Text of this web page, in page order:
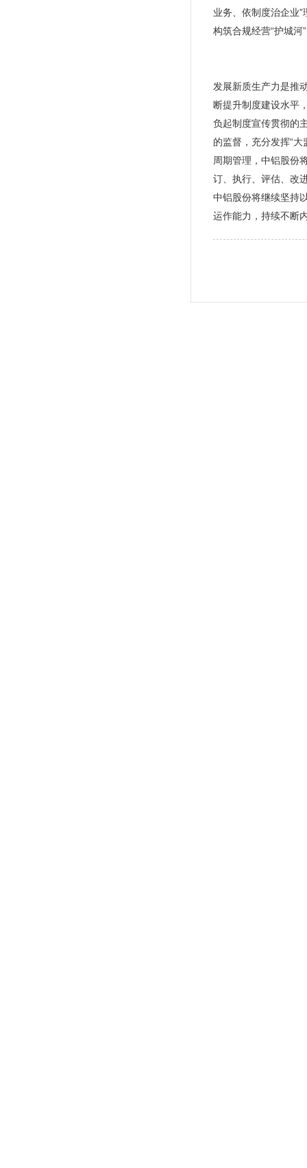
业务、依制度治企业
构筑合规经营“护城河
发展新质生产力是推
断提升制度建设水平
负起制度宣传贯彻的
的监督，充分发挥“
周期管理，中铝股份
订、执行、评估、改
中铝股份将继续坚持
运作能力，持续不断